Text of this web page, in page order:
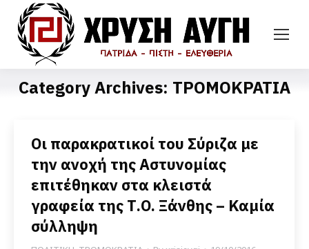
Category Archives: ΤΡΟΜΟΚΡΑΤΙΑ
Οι παρακρατικοί του Σύριζα με
την ανοχή της Αστυνομίας
επιτέθηκαν στα κλειστά
γραφεία της Τ.Ο. Ξάνθης – Καμία
σύλληψη